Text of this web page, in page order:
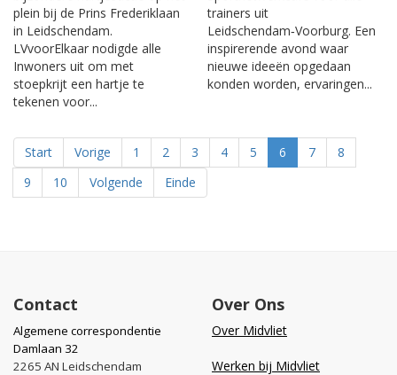
plein bij de Prins Frederiklaan
in Leidschendam.
LVvoorElkaar nodigde alle
Inwoners uit om met
stoepkrijt een hartje te
tekenen voor...
trainers uit
Leidschendam‑Voorburg. Een
inspirerende avond waar
nieuwe ideeën opgedaan
konden worden, ervaringen...
Start Vorige 1 2 3 4 5 6 7
8
9
10 Volgende Einde
Contact
Algemene correspondentie
Damlaan 32
2265 AN Leidschendam
Over Ons
Over Midvliet
Werken bij Midvliet